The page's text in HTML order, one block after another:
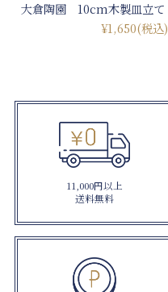
大倉陶園 10cm木製皿立て
¥1,650(税込)
11,000円以上
送料無料